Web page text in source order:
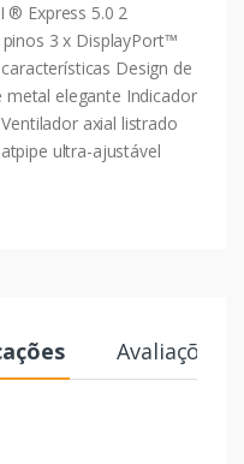
® Express 5.0 2
3 x DisplayPort™
Design de
elegante Indicador
axial listrado
ultra-ajustável
Avaliações